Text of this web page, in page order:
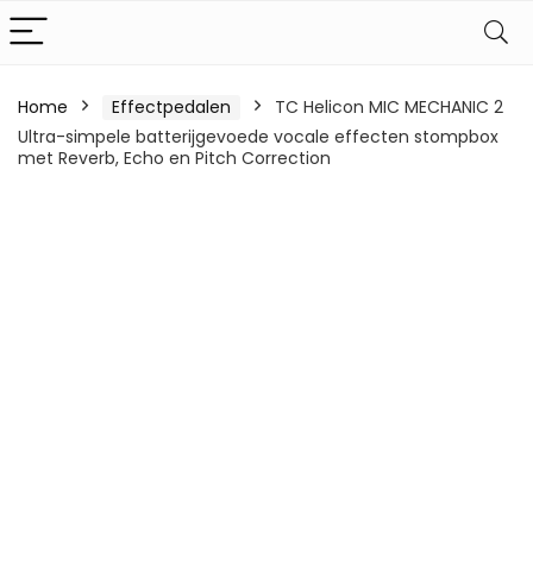
Home Effectpedalen
TC Helicon MIC MECHANIC 2
Ultra-simpele batterijgevoede vocale effecten stompbox
met Reverb, Echo en Pitch Correction